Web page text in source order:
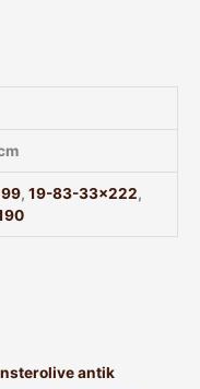
,19-83-33×222,